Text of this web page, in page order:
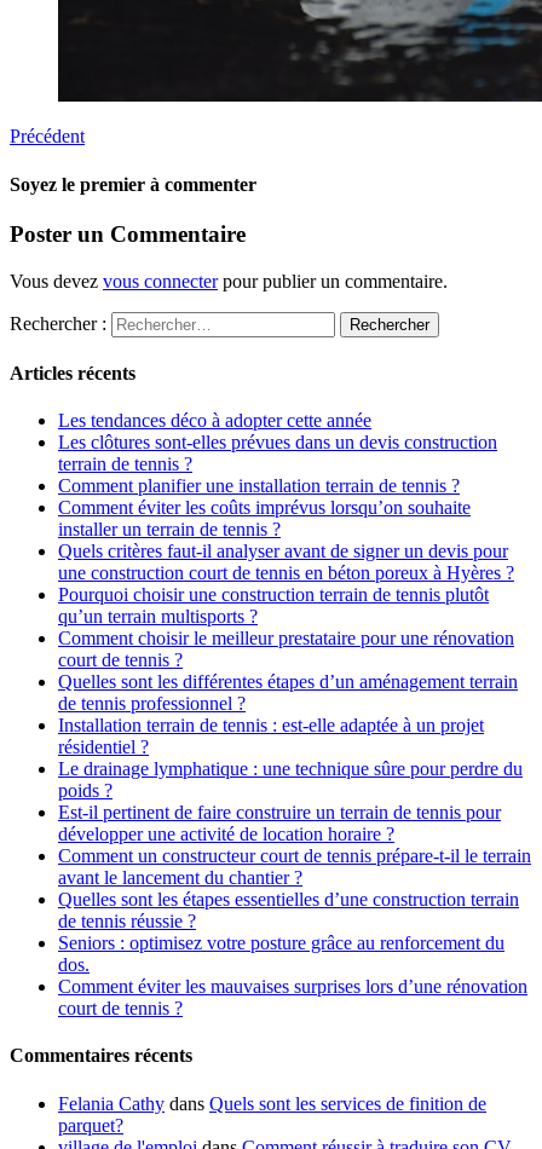
Précédent
Soyez le premier à commenter
Poster un Commentaire
Vous devez vous connecterpour publier un commentaire.
Rechercher :
Articles récents
Les tendances déco à adopter cette année
Les clôtures sont-elles prévues dans un devis construction
terrain de tennis ?
Comment planifier une installation terrain de tennis ?
Comment éviter les coûts imprévus lorsqu’on souhaite
installer un terrain de tennis ?
Quels critères faut-il analyser avant de signer un devis pour
une construction court de tennis en béton poreux à Hyères ?
Pourquoi choisir une construction terrain de tennis plutôt
qu’un terrain multisports ?
Comment choisir le meilleur prestataire pour une rénovation
court de tennis ?
Quelles sont les différentes étapes d’un aménagement terrain
de tennis professionnel ?
Installation terrain de tennis : est-elle adaptée à un projet
résidentiel ?
Le drainage lymphatique : une technique sûre pour perdre du
poids ?
Est-il pertinent de faire construire un terrain de tennis pour
développer une activité de location horaire ?
Comment un constructeur court de tennis prépare-t-il le terrain
avant le lancement du chantier ?
Quelles sont les étapes essentielles d’une construction terrain
de tennis réussie ?
Seniors : optimisez votre posture grâce au renforcement du
dos.
Comment éviter les mauvaises surprises lors d’une rénovation
court de tennis ?
Commentaires récents
Felania Cathy dans Quels sont les services de finition de
parquet?